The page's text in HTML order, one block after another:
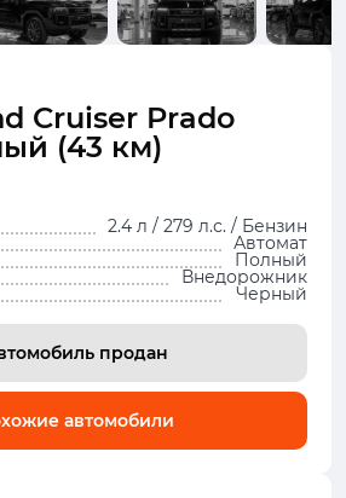
Cruiser Prado
(43 км)
2.4 л / 279 л.с. / Бензин
Автомат
Полный
Внедорожник
Черный
продан
автомобили